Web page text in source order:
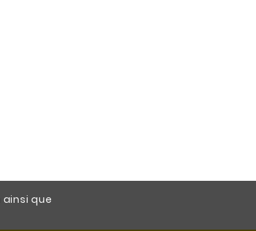
ainsi que